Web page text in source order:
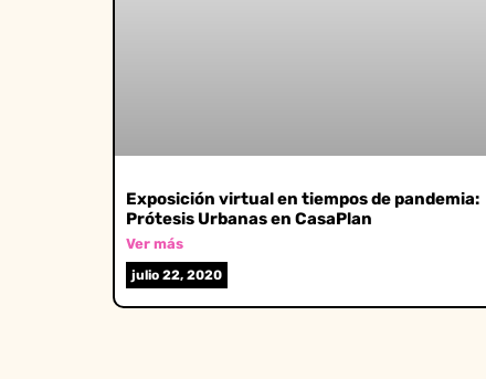
Exposición virtual en tiempos de pandemia:
Prótesis Urbanas en CasaPlan
Ver más
julio 22, 2020